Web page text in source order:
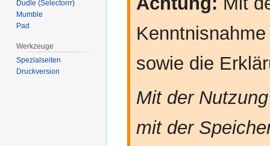
sowie die
Mit der
mit der
Dudle (Selectorrr)
Mumble
Pad
Werkzeuge
Spezialseiten
Druckversion